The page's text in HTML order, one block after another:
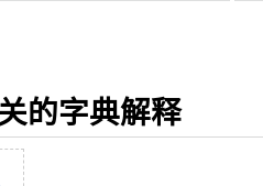
的字典解释